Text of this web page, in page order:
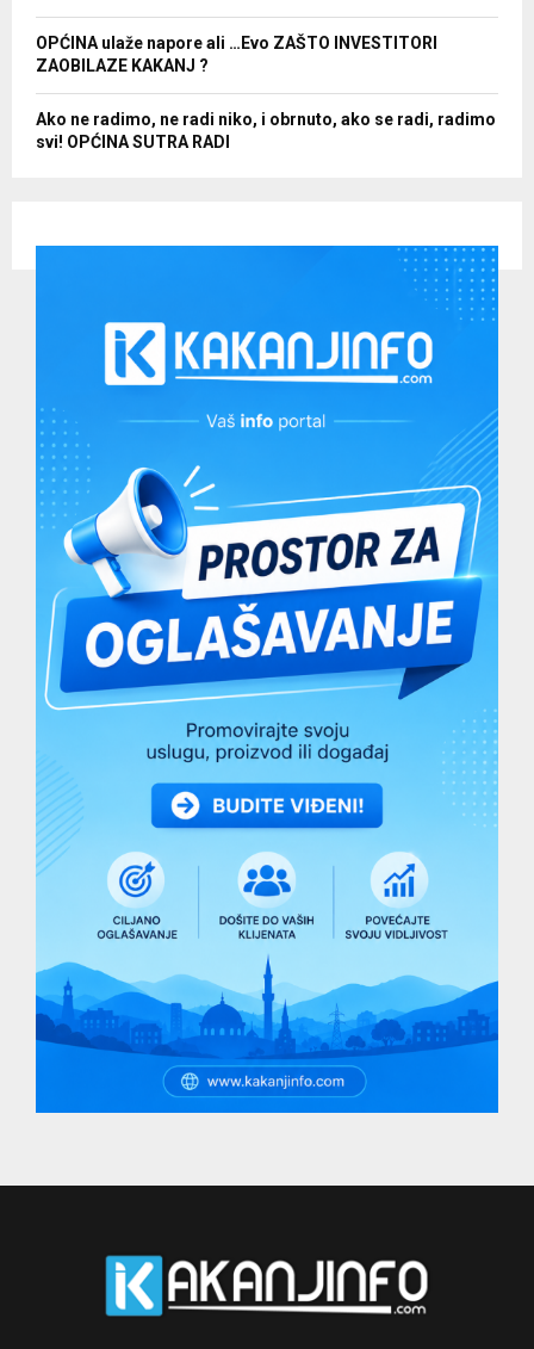
OPĆINA ulaže napore ali …Evo ZAŠTO INVESTITORI
ZAOBILAZE KAKANJ ?
Ako ne radimo, ne radi niko, i obrnuto, ako se radi, radimo
svi! OPĆINA SUTRA RADI